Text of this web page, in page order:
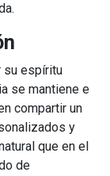
su espíritu
se mantiene e
compartir un
y
que en el
de